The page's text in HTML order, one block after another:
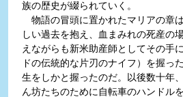
族の歴史が綴られていく。
物語の冒頭に置かれたマリアの章
しい過去を抱え、血まみれの死産の
えながらも新米助産師としてその手
ドの伝統的な片刃のナイフ）を握っ
生をしかと握ったのだ。以後数十年
ん坊たちのために自転車のハンドル